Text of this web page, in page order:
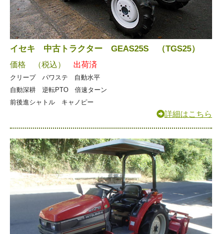
イセキ 中古トラクター GEAS25S （TGS25）
価格 （税込） 出荷済
クリープ パワステ 自動水平
自動深耕 逆転PTO 倍速ターン
前後進シャトル キャノピー
詳細はこちら